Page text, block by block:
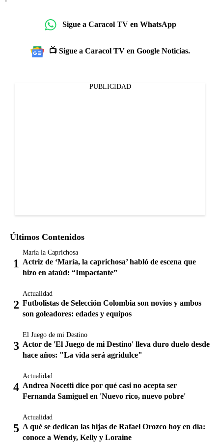
Sigue a Caracol TV en WhatsApp
📺 Sigue a Caracol TV en Google Noticias.
PUBLICIDAD
Últimos Contenidos
María la Caprichosa
Actriz de ‘María, la caprichosa’ habló de escena que
hizo en ataúd: “Impactante”
Actualidad
Futbolistas de Selección Colombia son novios y ambos
son goleadores: edades y equipos
El Juego de mi Destino
Actor de 'El Juego de mi Destino' lleva duro duelo desde
hace años: "La vida será agridulce"
Actualidad
Andrea Nocetti dice por qué casi no acepta ser
Fernanda Samiguel en 'Nuevo rico, nuevo pobre'
Actualidad
A qué se dedican las hijas de Rafael Orozco hoy en día:
conoce a Wendy, Kelly y Loraine